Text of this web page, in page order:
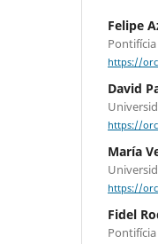
Felipe
https://
David
https://
María
https://
Fidel